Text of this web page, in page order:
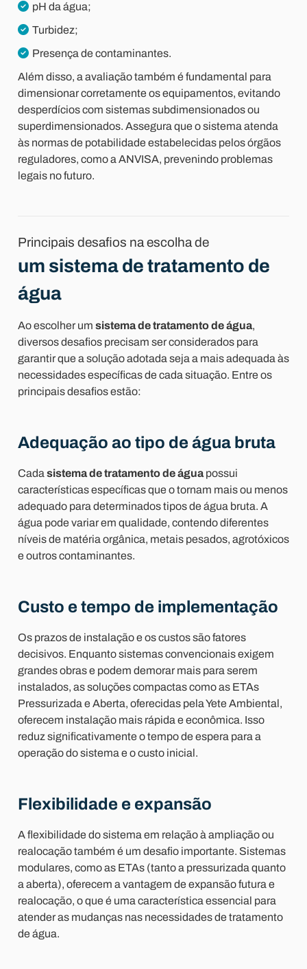
pH da água;
Turbidez;
Presença de contaminantes.
Além disso, a avaliação também é fundamental para
dimensionar corretamente os equipamentos, evitando
desperdícios com sistemas subdimensionados ou
superdimensionados. Assegura que o sistema atenda
às normas de potabilidade estabelecidas pelos órgãos
reguladores, como a ANVISA, prevenindo problemas
legais no futuro.
Principais desafios na escolha de
um sistema de tratamento de
água
Ao escolher um sistema de tratamento de água,
diversos desafios precisam ser considerados para
garantir que a solução adotada seja a mais adequada às
necessidades específicas de cada situação. Entre os
principais desafios estão:
Adequação ao tipo de água bruta
Cada sistema de tratamento de água possui
características específicas que o tornam mais ou menos
adequado para determinados tipos de água bruta. A
água pode variar em qualidade, contendo diferentes
níveis de matéria orgânica, metais pesados, agrotóxicos
e outros contaminantes.
Custo e tempo de implementação
Os prazos de instalação e os custos são fatores
decisivos. Enquanto sistemas convencionais exigem
grandes obras e podem demorar mais para serem
instalados, as soluções compactas como as ETAs
Pressurizada e Aberta, oferecidas pela Yete Ambiental,
oferecem instalação mais rápida e econômica. Isso
reduz significativamente o tempo de espera para a
operação do sistema e o custo inicial.
Flexibilidade e expansão
A flexibilidade do sistema em relação à ampliação ou
realocação também é um desafio importante. Sistemas
modulares, como as ETAs (tanto a pressurizada quanto
a aberta), oferecem a vantagem de expansão futura e
realocação, o que é uma característica essencial para
atender as mudanças nas necessidades de tratamento
de água.